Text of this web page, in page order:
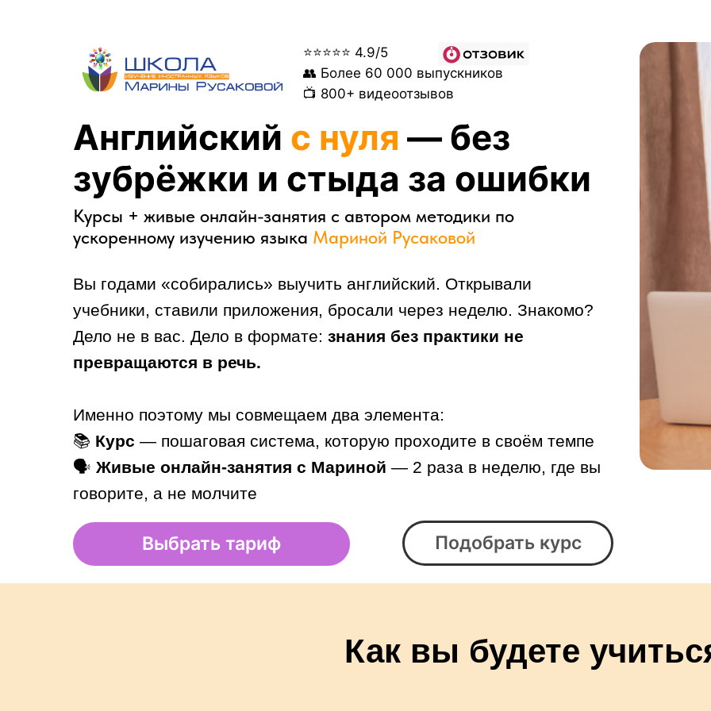
Вы годами «собирались» выучить английский. Открывали
учебники, ставили приложения, бросали через неделю. Знакомо?
Дело не в вас. Дело в формате: знания без практики не
превращаются в речь.
Именно поэтому мы совмещаем два элемента:
📚 Курс — пошаговая система, которую проходите в своём темпе
🗣 Живые онлайн-занятия с Мариной — 2 раза в неделю, где вы
говорите, а не молчите
Английский с нуля — без
зубрёжки и стыда за ошибки
⭐⭐⭐⭐⭐ 4.9/5
👥 Более 60 000 выпускников
📺 800+ видеоотзывов
Выбрать тариф Подобрать курс
Курсы + живые онлайн-занятия с автором методики по
ускоренному изучению языка Мариной Русаковой
Как вы будете